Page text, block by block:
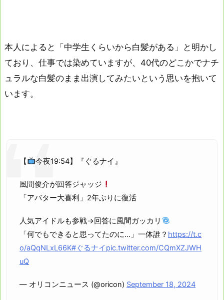
本人によると「中学生くらいから白髪がある」と明かし
ており、仕事では染めていますが、40代のどこかでナチ
ュラルな白髪のまま出演してみたいという思いを抱いて
います。
【 今夜19:54】『ぐるナイ』
風間俊介が回答ジャッジ
「アバター大喜利」2年ぶりに復活
人気アイドルも参戦→回答に風間ガッカリ
「何でもできると思ってたのに…」一体誰？ https://t.c
o/aQqNLxL66K#ぐるナイpic.twitter.com/CQmXZJWH
uQ
— オリコンニュース (@oricon) September 18, 2024